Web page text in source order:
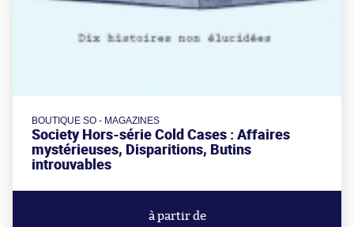
BOUTIQUE SO - MAGAZINES
Society Hors-série Cold Cases : Affaires
mystérieuses, Disparitions, Butins
introuvables
à partir de